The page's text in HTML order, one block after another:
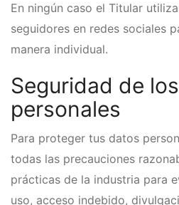
En ningún caso el Titular
seguidores en redes sociales
manera individual.
Seguridad de
personales
Para proteger tus datos
todas las precauciones
prácticas de la industria para
uso, acceso indebido,